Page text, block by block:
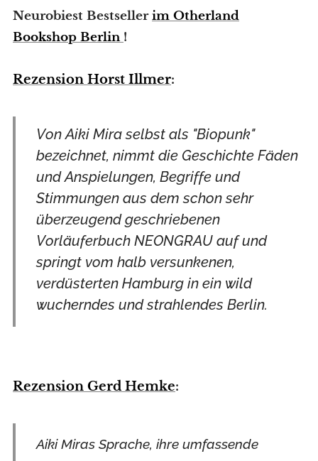
Neurobiest Bestsellerim Otherland
Bookshop Berlin !
Rezension Horst Illmer:
Von Aiki Mira selbst als "Biopunk"
bezeichnet, nimmt die Geschichte Fäden
und Anspielungen, Begriffe und
Stimmungen aus dem schon sehr
überzeugend geschriebenen
Vorläuferbuch NEONGRAU auf und
springt vom halb versunkenen,
verdüsterten Hamburg in ein wild
wucherndes und strahlendes Berlin.
Rezension Gerd Hemke:
Aiki Miras Sprache, ihre umfassende